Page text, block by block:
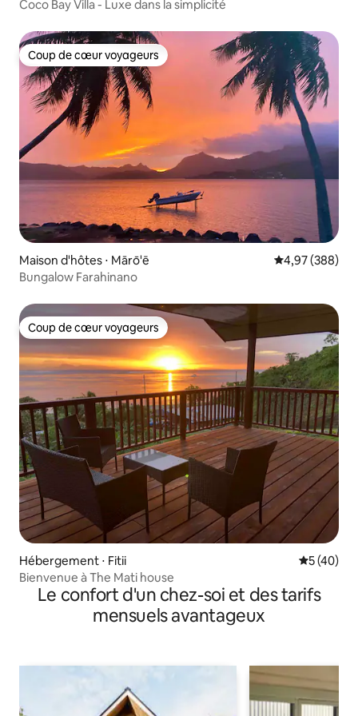
Coco Bay Villa - Luxe dans la simplicité
Coup de cœur voyageurs
Coup de cœur voyageurs
Maison d'hôtes ⋅ Mārō'ē Évaluation
4,97 (388)
Bungalow Farahinano
Coup de cœur voyageurs
Coup de cœur voyageurs
Hébergement ⋅ Fitii
5 (40)
Bienvenue à The Mati house
Le confort d'un chez-soi et des tarifs
mensuels avantageux